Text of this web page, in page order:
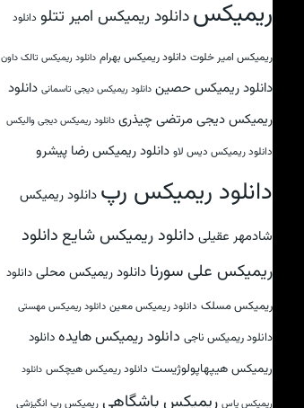
ریمیکسدانلود ریمیکس امیر تتلو دانلود
ریمیکس امیر خلوت دانلود ریمیکس بهرام دانلود ریمیکس تالک داون
دانلود ریمیکس حصین دانلود ریمیکس دیجی تاسمانی دانلود
ریمیکس دیجی مرتضی چیذری دانلود ریمیکس دیجی والیکس
دانلود ریمیکس دیس لاو دانلود ریمیکس رضا پیشرو
دانلود ریمیکس رپ دانلود ریمیکس
شادمهر عقیلی دانلود ریمیکس شایع دانلود
ریمیکس علی سورنا دانلود ریمیکس محلی دانلود
ریمیکس مسلک دانلود ریمیکس معین دانلود ریمیکس مهستی
دانلود ریمیکس ناجی دانلود ریمیکس هایده دانلود
ریمیکس هیپهاپولوژیست دانلود ریمیکس هیچکس دانلود
ریمیکس یاس ریمیکس باشگاهی ریمیکس رپ انگیزشی